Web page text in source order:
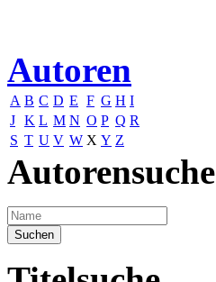
Autoren
A B C D E F G H I
J K L M N O P Q R
S T U V W X Y Z
Autorensuche